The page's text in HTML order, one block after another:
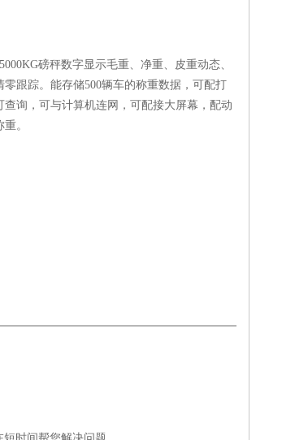
磅秤数字显示毛重、净重、皮重动态、
跟踪。能存储500辆车的称重数据，可配打
查询，可与计算机连网，可配接大屏幕，配动
。